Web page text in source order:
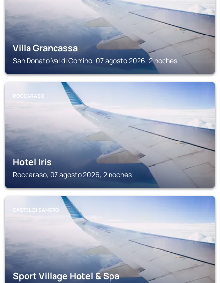
Villa Grancassa
San Donato Val di Comino, 07 agosto 2026, 2 noches
ROCCARASO
Hotel Iris
Roccaraso, 07 agosto 2026, 2 noches
CASTEL DI SANGRO
Sport Village Hotel & Spa